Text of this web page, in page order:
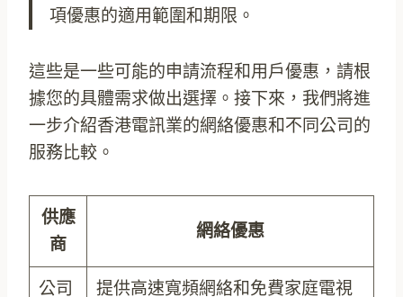
項優惠的適用範圍和期限。
這些是一些可能的申請流程和用戶優惠，請根
據您的具體需求做出選擇。接下來，我們將進
一步介紹香港電訊業的網絡優惠和不同公司的
服務比較。
供應
商
網絡優惠
公司 提供高速寬頻網絡和免費家庭電視